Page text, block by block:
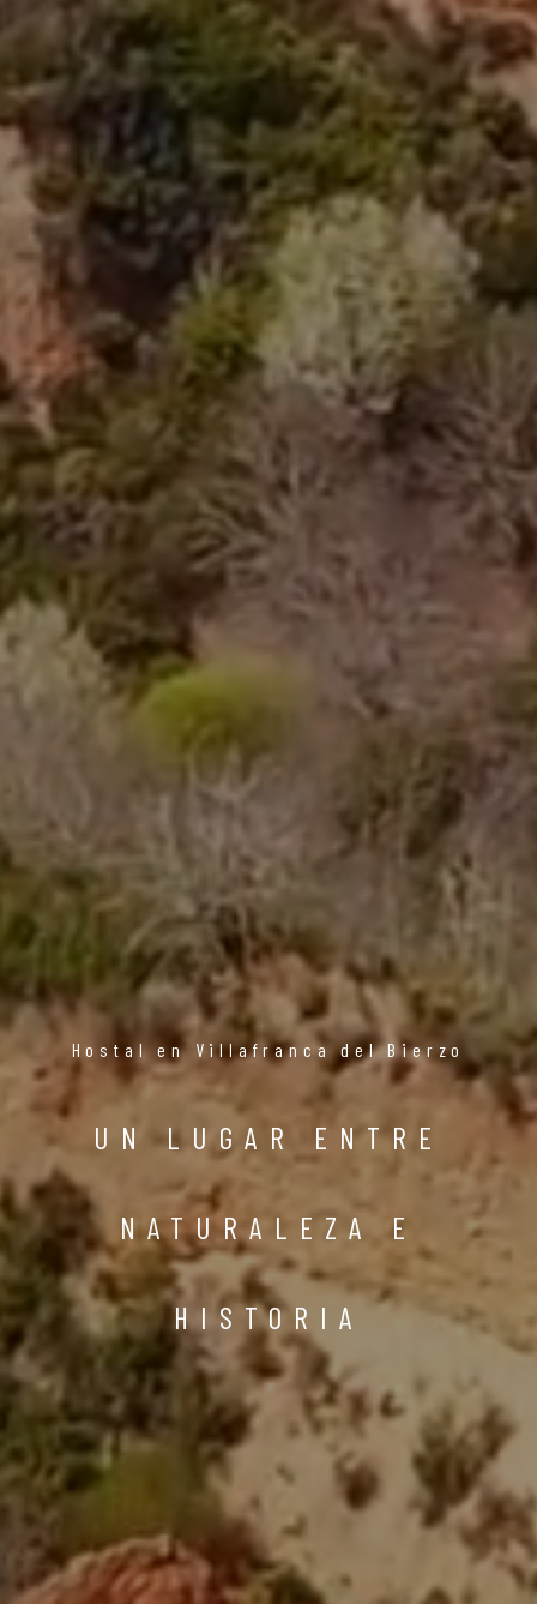
Hostal en Villafranca del Bierzo
UN LUGAR ENTRE
NATURALEZA E
HISTORIA